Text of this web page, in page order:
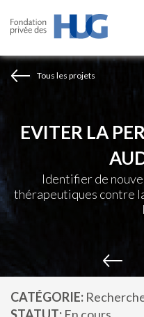
contenu
Tous les projets
EVITER LA
Identifier de
thérapeutiques contre
CATÉGORIE